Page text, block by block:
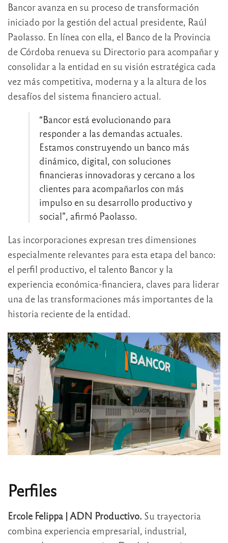
Bancor avanza en su proceso de transformación
iniciado por la gestión del actual presidente, Raúl
Paolasso. En línea con ella, el Banco de la Provincia
de Córdoba renueva su Directorio para acompañar y
consolidar a la entidad en su visión estratégica cada
vez más competitiva, moderna y a la altura de los
desafíos del sistema financiero actual.
“Bancor está evolucionando para
responder a las demandas actuales.
Estamos construyendo un banco más
dinámico, digital, con soluciones
financieras innovadoras y cercano a los
clientes para acompañarlos con más
impulso en su desarrollo productivo y
social”, afirmó Paolasso.
Las incorporaciones expresan tres dimensiones
especialmente relevantes para esta etapa del banco:
el perfil productivo, el talento Bancor y la
experiencia económica-financiera, claves para liderar
una de las transformaciones más importantes de la
historia reciente de la entidad.
Perfiles
Ercole Felippa | ADN Productivo. Su trayectoria
combina experiencia empresarial, industrial,